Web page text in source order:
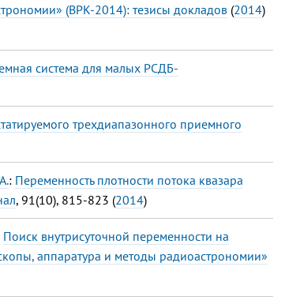
(ВРК-2014): тезисы докладов (2014)
система для малых РСДБ-
трехдиапазонного приемного
: Переменность плотности потока квазара
, 91(10), 815-823 (2014)
Поиск внутрисуточной переменности на
аппаратура и методы радиоастрономии»